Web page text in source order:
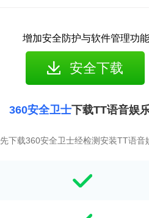
增加安全防护与软件管理功能
安全下载
360安全卫士下载TT语音娱
先下载360安全卫士经检测安装TT语音